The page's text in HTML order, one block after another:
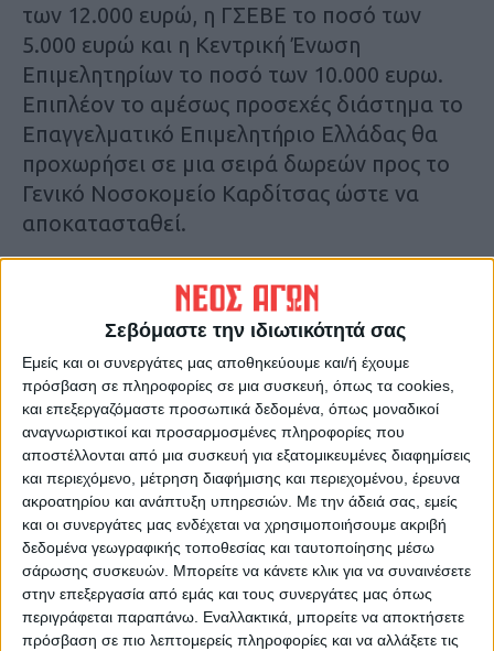
Σεβόμαστε την ιδιωτικότητά σας
Εμείς και οι συνεργάτες μας αποθηκεύουμε και/ή έχουμε
πρόσβαση σε πληροφορίες σε μια συσκευή, όπως τα cookies,
και επεξεργαζόμαστε προσωπικά δεδομένα, όπως μοναδικοί
αναγνωριστικοί και προσαρμοσμένες πληροφορίες που
αποστέλλονται από μια συσκευή για εξατομικευμένες διαφημίσεις
και περιεχόμενο, μέτρηση διαφήμισης και περιεχομένου, έρευνα
ακροατηρίου και ανάπτυξη υπηρεσιών. Με την άδειά σας, εμείς
και οι συνεργάτες μας ενδέχεται να χρησιμοποιήσουμε ακριβή
δεδομένα γεωγραφικής τοποθεσίας και ταυτοποίησης μέσω
σάρωσης συσκευών. Μπορείτε να κάνετε κλικ για να συναινέσετε
στην επεξεργασία από εμάς και τους συνεργάτες μας όπως
περιγράφεται παραπάνω. Εναλλακτικά, μπορείτε να αποκτήσετε
πρόσβαση σε πιο λεπτομερείς πληροφορίες και να αλλάξετε τις
των 12.000 ευρώ, η ΓΣΕΒΕ το ποσό των
5.000 ευρώ και η Κεντρική Ένωση
Επιμελητηρίων το ποσό των 10.000 ευρω.
Επιπλέον το αμέσως προσεχές διάστημα το
Επαγγελματικό Επιμελητήριο Ελλάδας θα
προχωρήσει σε μια σειρά δωρεών προς το
Γενικό Νοσοκομείο Καρδίτσας ώστε να
αποκατασταθεί.
Αναλυτικότερα στην έντυπη έκδοση του
«Νέου Αγώνα»